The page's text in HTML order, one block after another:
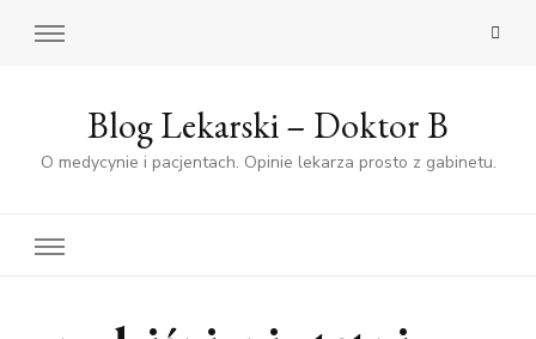
Blog Lekarski – Doktor B
O medycynie i pacjentach. Opinie lekarza prosto z gabinetu.